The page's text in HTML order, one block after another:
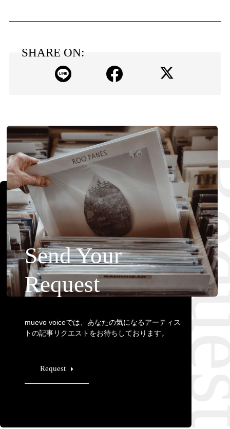
SHARE ON:
Send Your
Request
muevo voiceでは、あなたの気になるアーティス
トの記事リクエストをお待ちしております。
Request